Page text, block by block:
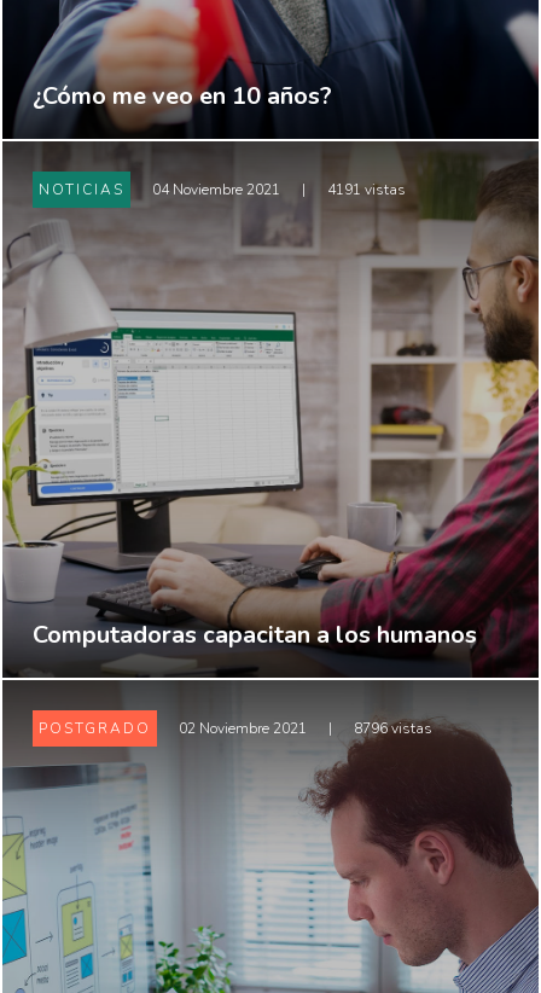
¿Cómo me veo en 10 años?
NOTICIAS 04 Noviembre 2021 | 4191 vistas
Computadoras capacitan a los humanos
POSTGRADO 02 Noviembre 2021 | 8796 vistas